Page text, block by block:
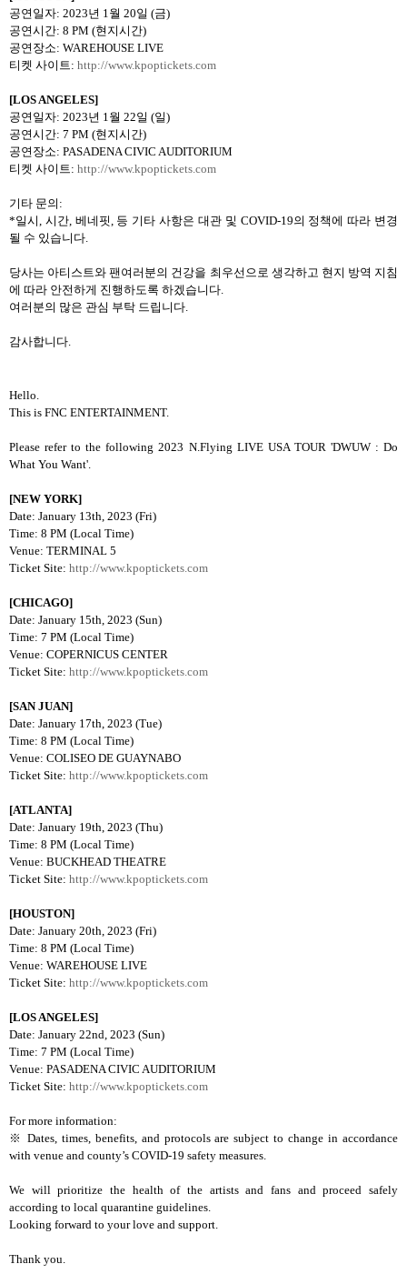
공연일자: 2023년 1월 20일 (금)
공연시간: 8 PM (현지시간)
공연장소: WAREHOUSE LIVE
티켓 사이트: http://www.kpoptickets.com
[LOS ANGELES]
공연일자: 2023년 1월 22일 (일)
공연시간: 7 PM (현지시간)
공연장소: PASADENA CIVIC AUDITORIUM
티켓 사이트: http://www.kpoptickets.com
기타 문의 :
*일시, 시간, 베네핏, 등 기타 사항은 대관 및 COVID-19의 정책에 따라 변경
될 수 있습니다.
당사는 아티스트와 팬여러분의 건강을 최우선으로 생각하고 현지 방역 지침
에 따라 안전하게 진행하도록 하겠습니다.
여러분의 많은 관심 부탁 드립니다.
감사합니다.
Hello.
This is FNC ENTERTAINMENT.
Please refer to the following 2023 N.Flying LIVE USA TOUR 'DWUW : Do
What You Want'.
[NEW YORK]
Date: January 13th, 2023 (Fri)
Time: 8 PM (Local Time)
Venue: TERMINAL 5
Ticket Site: http://www.kpoptickets.com
[CHICAGO]
Date: January 15th, 2023 (Sun)
Time: 7 PM (Local Time)
Venue: COPERNICUS CENTER
Ticket Site: http://www.kpoptickets.com
[SAN JUAN]
Date: January 17th, 2023 (Tue)
Time: 8 PM (Local Time)
Venue: COLISEO DE GUAYNABO
Ticket Site: http://www.kpoptickets.com
[ATLANTA]
Date: January 19th, 2023 (Thu)
Time: 8 PM (Local Time)
Venue: BUCKHEAD THEATRE
Ticket Site: http://www.kpoptickets.com
[HOUSTON]
Date: January 20th, 2023 (Fri)
Time: 8 PM (Local Time)
Venue: WAREHOUSE LIVE
Ticket Site: http://www.kpoptickets.com
[LOS ANGELES]
Date: January 22nd, 2023 (Sun)
Time: 7 PM (Local Time)
Venue: PASADENA CIVIC AUDITORIUM
Ticket Site: http://www.kpoptickets.com
For more information:
※ Dates, times, benefits, and protocols are subject to change in accordance
with venue and county’s COVID-19 safety measures.
We will prioritize the health of the artists and fans and proceed safely
according to local quarantine guidelines.
Looking forward to your love and support.
Thank you.